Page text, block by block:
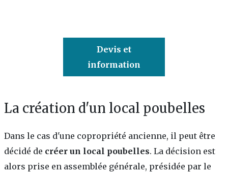
Devis et
information
La création d'un local poubelles
Dans le cas d'une copropriété ancienne, il peut être
décidé de créer un local poubelles. La décision est
alors prise en assemblée générale, présidée par le